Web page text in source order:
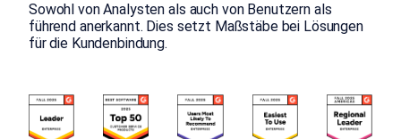
Sowohl von Analysten als auch von Benutzern als
führend anerkannt. Dies setzt Maßstäbe bei Lösungen
für die Kundenbindung.